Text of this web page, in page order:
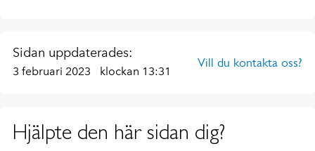
Sidan uppdaterades:
3 februari 2023 klockan 13:31
Vill du kontakta oss?
Hjälpte den här sidan dig?